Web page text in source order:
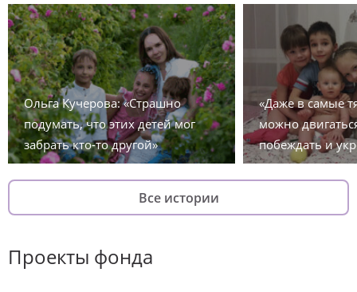
Ольга Кучерова: «Страшно
подумать, что этих детей мог
забрать кто-то другой»
«Даже в самые
можно
побеждать и
Все истории
Проекты фонда